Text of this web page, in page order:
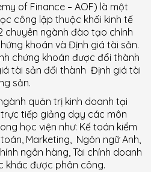
of Finance – AOF) là một
công lập thuộc khối kinh tế
chuyên ngành đào tạo chính
khoán và Định giá tài sản.
chứng khoán được đổi thành
tài sản đổi thành Định giá tài
sản.
quản trị kinh doanh tại
tiếp giảng dạy các môn
học viện như: Kế toán kiểm
Marketing, Ngôn ngữ Anh,
ngân hàng, Tài chính doanh
khác được phân công.